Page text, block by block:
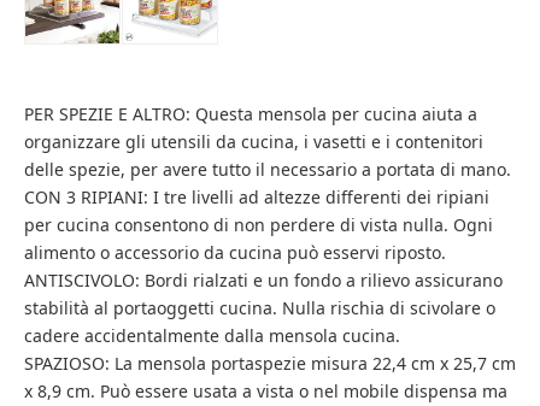
PER SPEZIE E ALTRO: Questa mensola per cucina aiuta a
organizzare gli utensili da cucina, i vasetti e i contenitori
delle spezie, per avere tutto il necessario a portata di mano.
CON 3 RIPIANI: I tre livelli ad altezze differenti dei ripiani
per cucina consentono di non perdere di vista nulla. Ogni
alimento o accessorio da cucina può esservi riposto.
ANTISCIVOLO: Bordi rialzati e un fondo a rilievo assicurano
stabilità al portaoggetti cucina. Nulla rischia di scivolare o
cadere accidentalmente dalla mensola cucina.
SPAZIOSO: La mensola portaspezie misura 22,4 cm x 25,7 cm
x 8,9 cm. Può essere usata a vista o nel mobile dispensa ma